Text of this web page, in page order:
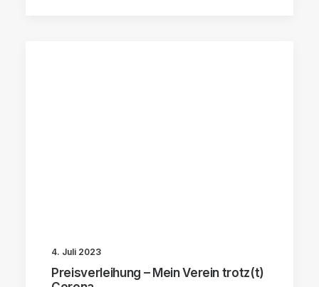
4. Juli 2023
Preisverleihung – Mein Verein trotz(t)